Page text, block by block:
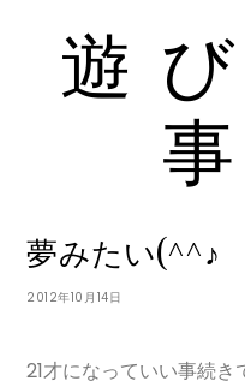
遊
2012年10月14日
夢みたい(^^♪
21才になっていい事続き